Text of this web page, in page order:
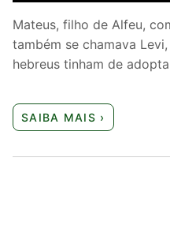
Mateus, filho de Alfeu,
também se chamava
hebreus tinham de
SAIBA MAIS ›